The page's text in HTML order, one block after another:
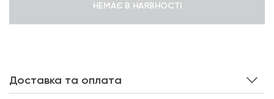
НЕМАЄ В НАЯВНОСТІ
Доставка та оплата